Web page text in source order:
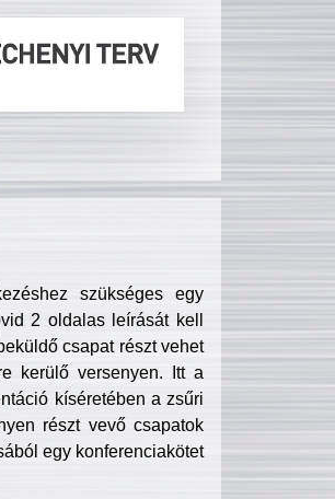
szükséges egy
2 oldalas leírását kell
csapat részt vehet
kerülő versenyen. Itt a
kíséretében a zsűri
részt vevő csapatok
egy konferenciakötet